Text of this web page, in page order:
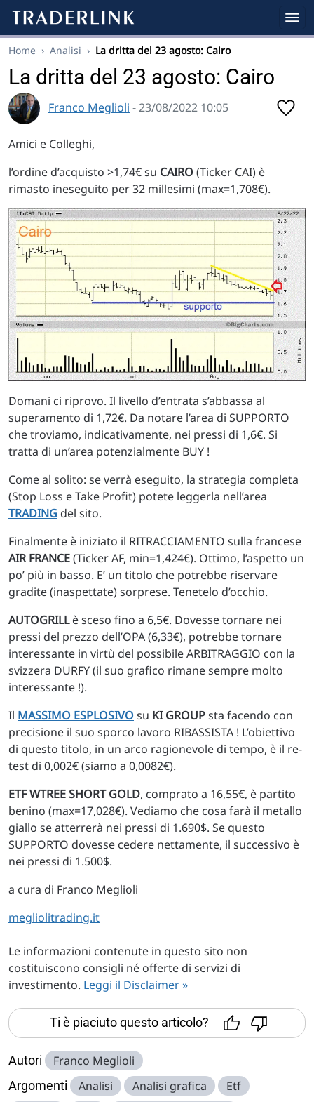
Home › Analisi › La dritta del 23 agosto: Cairo
La dritta del 23 agosto: Cairo
Franco Meglioli - 23/08/2022 10:05
Amici e Colleghi,
l’ordine d’acquisto >1,74€ su CAIRO(Ticker CAI) è
rimasto ineseguito per 32 millesimi (max=1,708€).
Domani ci riprovo. Il livello d’entrata s’abbassa al
superamento di 1,72€. Da notare l’area di SUPPORTO
che troviamo, indicativamente, nei pressi di 1,6€. Si
tratta di un’area potenzialmente BUY !
Come al solito: se verrà eseguito, la strategia completa
(Stop Loss e Take Profit) potete leggerla nell’area
TRADING del sito.
Finalmente è iniziato il RITRACCIAMENTO sulla francese
AIR FRANCE(Ticker AF, min=1,424€). Ottimo, l’aspetto un
po’ più in basso. E’ un titolo che potrebbe riservare
gradite (inaspettate) sorprese. Tenetelo d’occhio.
AUTOGRILLè sceso fino a 6,5€. Dovesse tornare nei
pressi del prezzo dell’OPA (6,33€), potrebbe tornare
interessante in virtù del possibile ARBITRAGGIO con la
svizzera DURFY (il suo grafico rimane sempre molto
interessante !).
Il MASSIMO ESPLOSIVOsu KI GROUPsta facendo con
precisione il suo sporco lavoro RIBASSISTA ! L’obiettivo
di questo titolo, in un arco ragionevole di tempo, è il re-
test di 0,002€ (siamo a 0,0082€).
ETF WTREE SHORT GOLD, comprato a 16,55€, è partito
benino (max=17,028€). Vediamo che cosa farà il metallo
giallo se atterrerà nei pressi di 1.690$. Se questo
SUPPORTO dovesse cedere nettamente, il successivo è
nei pressi di 1.500$.
a cura di Franco Meglioli
megliolitrading.it
Le informazioni contenute in questo sito non
costituiscono consigli né offerte di servizi di
investimento. Leggi il Disclaimer »
Ti è piaciuto questo articolo?
Autori Franco Meglioli
Argomenti Analisi Analisi grafica
Etf